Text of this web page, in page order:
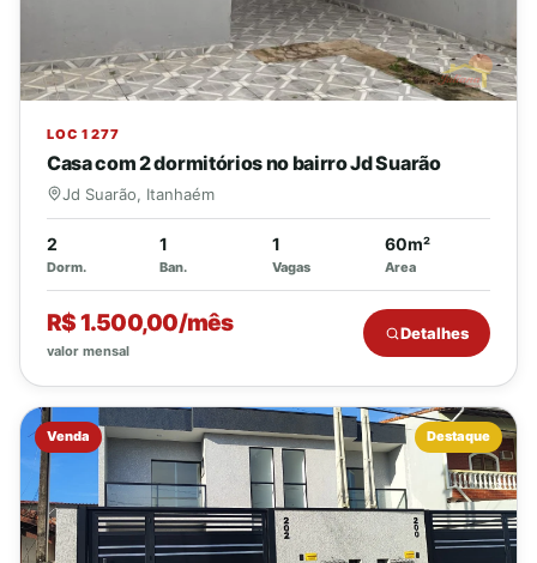
LOC 1277
Casa com 2 dormitórios no bairro Jd Suarão
Jd Suarão, Itanhaém
2
Dorm.
1
Ban.
1
Vagas
60m²
Area
R$ 1.500,00/mês
valor mensal
Detalhes
Venda Destaque